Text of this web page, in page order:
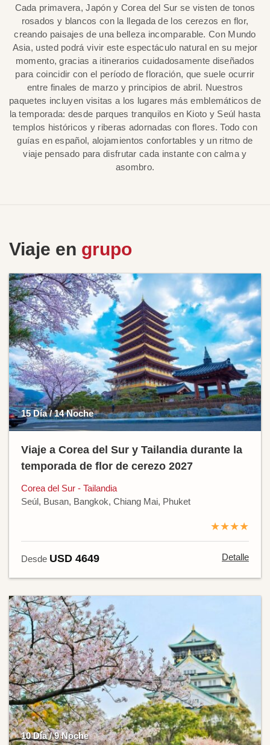
Cada primavera, Japón y Corea del Sur se visten de tonos
rosados y blancos con la llegada de los cerezos en flor,
creando paisajes de una belleza incomparable. Con Mundo
Asia, usted podrá vivir este espectáculo natural en su mejor
momento, gracias a itinerarios cuidadosamente diseñados
para coincidir con el período de floración, que suele ocurrir
entre finales de marzo y principios de abril. Nuestros
paquetes incluyen visitas a los lugares más emblemáticos de
la temporada: desde parques tranquilos en Kioto y Seúl hasta
templos históricos y riberas adornadas con flores. Todo con
guías en español, alojamientos confortables y un ritmo de
viaje pensado para disfrutar cada instante con calma y
asombro.
Viaje en grupo
15 Día / 14 Noche
Viaje a Corea del Sur y Tailandia durante la
temporada de flor de cerezo 2027
Corea del Sur - Tailandia
Seúl, Busan, Bangkok, Chiang Mai, Phuket
★★★★
Desde USD 4649 Detalle
10 Día / 9 Noche